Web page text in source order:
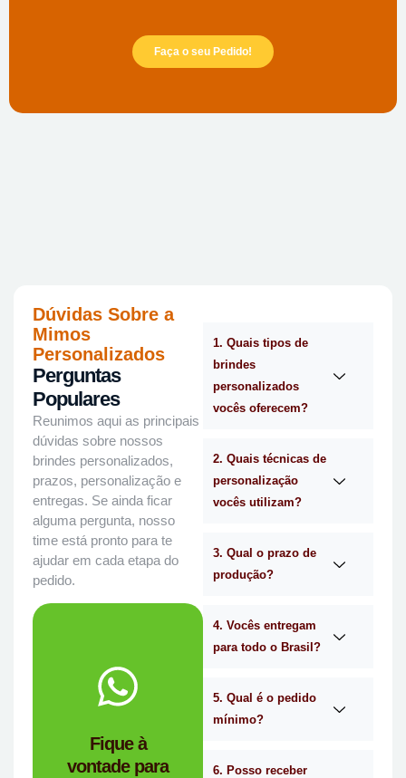
Faça o seu Pedido!
Dúvidas Sobre a
Mimos
Personalizados
Perguntas
Populares
Reunimos aqui as principais
dúvidas sobre nossos
brindes personalizados,
prazos, personalização e
entregas. Se ainda ficar
alguma pergunta, nosso
time está pronto para te
ajudar em cada etapa do
pedido.
Fique à
vontade para
empresa de
brindes certa para
Me chama
no
1. Quais tipos de
brindes
personalizados
vocês oferecem?
2. Quais técnicas de
personalização
vocês utilizam?
3. Qual o prazo de
produção?
4. Vocês entregam
para todo o Brasil?
5. Qual é o pedido
mínimo?
6. Posso receber